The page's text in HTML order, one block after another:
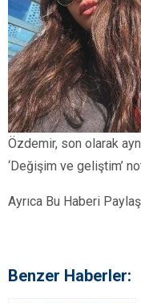
Özdemir, son olarak
‘Değişim ve geliştim’
Ayrıca Bu Haberi
Benzer Haberler: